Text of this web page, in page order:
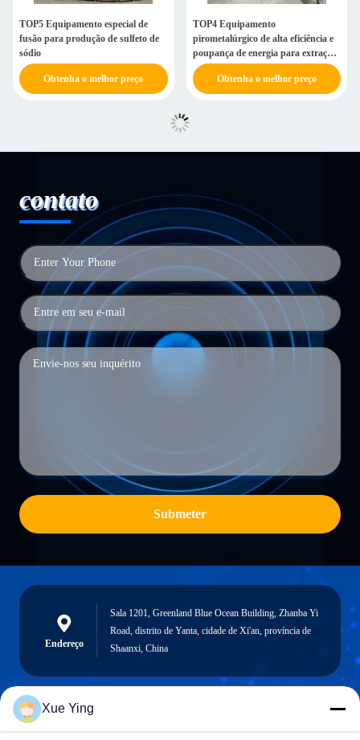
TOP5 Equipamento especial de
fusão para produção de sulfeto de
sódio
Obtenha o melhor preço
TOP4 Equipamento
pirometalúrgico de alta eficiência e
poupança de energia para extração
de escória de sal de cromo
Obtenha o melhor preço
contato
Submeter
Endereço
Sala 1201, Greenland Blue Ocean Building, Zhanba Yi
Road, distrito de Yanta, cidade de Xi'an, província de
Shaanxi, China
sxcd-gyl@163.com
Xue Ying